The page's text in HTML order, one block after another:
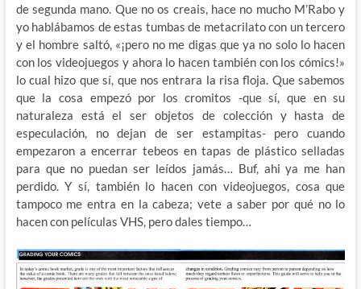
de segunda mano. Que no os creais, hace no mucho M’Rabo y
yo hablábamos de estas tumbas de metacrilato con un tercero
y el hombre saltó, «¡pero no me digas que ya no solo lo hacen
con los videojuegos y ahora lo hacen también con los cómics!»
lo cual hizo que sí, que nos entrara la risa floja. Que sabemos
que la cosa empezó por los cromitos -que sí, que en su
naturaleza está el ser objetos de colección y hasta de
especulación, no dejan de ser estampitas- pero cuando
empezaron a encerrar tebeos en tapas de plástico selladas
para que no puedan ser leídos jamás… Buf, ahi ya me han
perdido. Y sí, también lo hacen con videojuegos, cosa que
tampoco me entra en la cabeza; vete a saber por qué no lo
hacen con películas VHS, pero dales tiempo…